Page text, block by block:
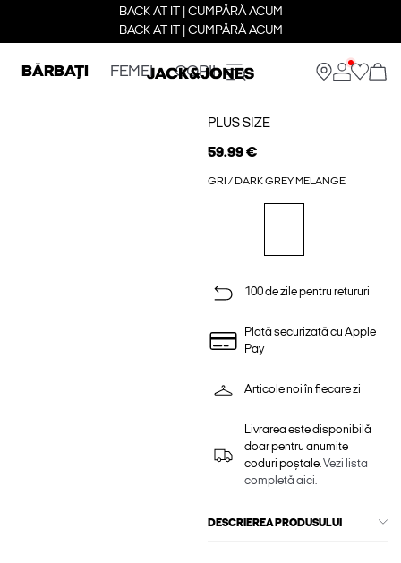
BACK AT IT | CUMPĂRĂ ACUM
BACK AT IT | CUMPĂRĂ ACUM
BĂRBAȚI FEMEI COPII
PLUS SIZE
59.99 €
GRI / DARK GREY MELANGE
100 de zile pentru retururi
Plată securizată cu Apple
Pay
Articole noi în fiecare zi
Livrarea este disponibilă
doar pentru anumite
coduri poștale.Vezi lista
completă aici.
DESCRIEREA PRODUSULUI